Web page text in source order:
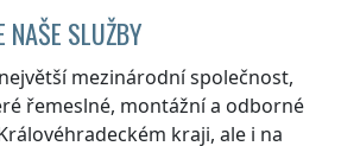
NAŠE SLUŽBY
mezinárodní společnost,
řemeslné, montážní a odborné
kraji, ale i na